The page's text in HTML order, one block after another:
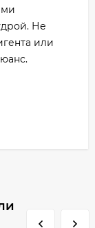
Не
или